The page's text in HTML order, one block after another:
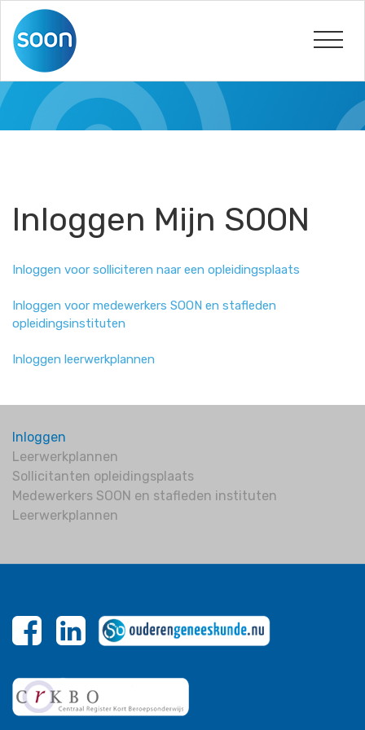
Inloggen Mijn SOON
Inloggen voor solliciteren naar een opleidingsplaats
Inloggen voor medewerkers SOON en stafleden
opleidingsinstituten
Inloggen leerwerkplannen
Inloggen
Leerwerkplannen
Sollicitanten opleidingsplaats
Medewerkers SOON en stafleden instituten
Leerwerkplannen